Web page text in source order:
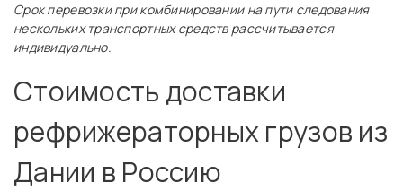
Срок перевозки при комбинировании на пути следования
нескольких транспортных средств рассчитывается
индивидуально.
Стоимость доставки
рефрижераторных грузов из
Дании в Россию